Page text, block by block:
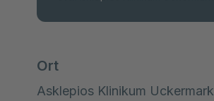
Ort
Asklepios Klinikum Uckermark